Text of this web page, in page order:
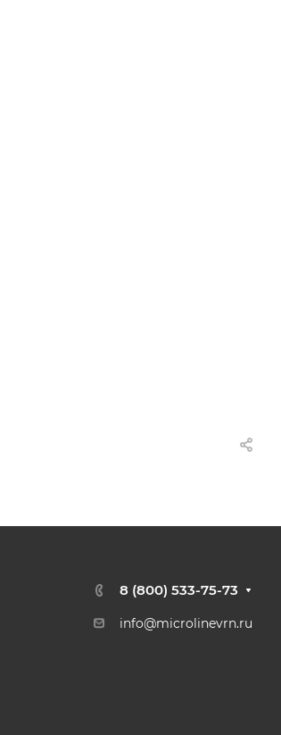
8 (800) 533-75-73
info@microlinevrn.ru